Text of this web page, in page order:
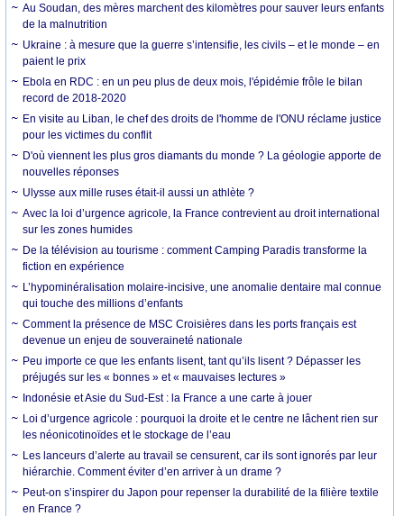
Au Soudan, des mères marchent des kilomètres pour sauver leurs enfants
de la malnutrition
Ukraine : à mesure que la guerre s’intensifie, les civils – et le monde – en
paient le prix
Ebola en RDC : en un peu plus de deux mois, l'épidémie frôle le bilan
record de 2018-2020
En visite au Liban, le chef des droits de l'homme de l'ONU réclame justice
pour les victimes du conflit
D'où viennent les plus gros diamants du monde ? La géologie apporte de
nouvelles réponses
Ulysse aux mille ruses était-il aussi un athlète ?
Avec la loi d’urgence agricole, la France contrevient au droit international
sur les zones humides
De la télévision au tourisme : comment Camping Paradis transforme la
fiction en expérience
L’hypominéralisation molaire-incisive, une anomalie dentaire mal connue
qui touche des millions d’enfants
Comment la présence de MSC Croisières dans les ports français est
devenue un enjeu de souveraineté nationale
Peu importe ce que les enfants lisent, tant qu’ils lisent ? Dépasser les
préjugés sur les « bonnes » et « mauvaises lectures »
Indonésie et Asie du Sud-Est : la France a une carte à jouer
Loi d’urgence agricole : pourquoi la droite et le centre ne lâchent rien sur
les néonicotinoïdes et le stockage de l’eau
Les lanceurs d’alerte au travail se censurent, car ils sont ignorés par leur
hiérarchie. Comment éviter d’en arriver à un drame ?
Peut-on s’inspirer du Japon pour repenser la durabilité de la filière textile
en France ?